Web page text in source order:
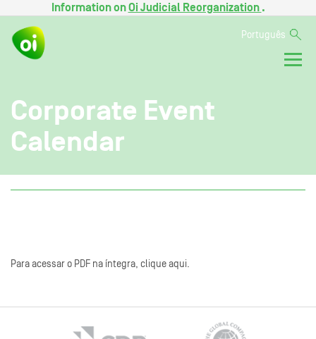
Information onOi Judicial Reorganization .
Português
Corporate Event
Calendar
Para acessar o PDF na íntegra, clique aqui.